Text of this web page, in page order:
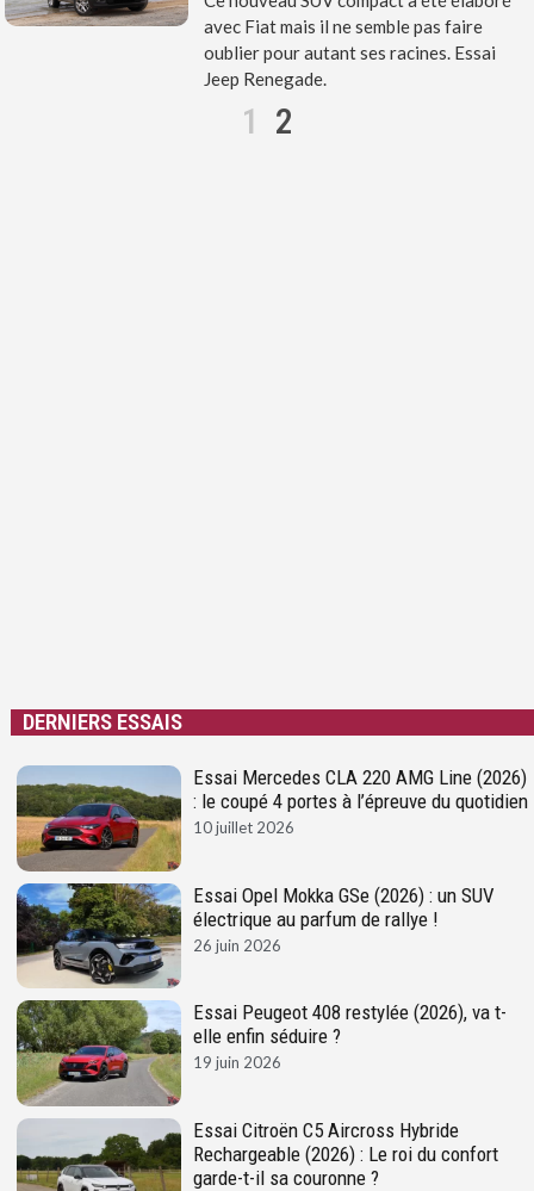
avec Fiat mais il ne semble pas faire
oublier pour autant ses racines. Essai
Jeep Renegade.
1 2
DERNIERS ESSAIS
Essai Mercedes CLA 220 AMG Line (2026)
: le coupé 4 portes à l’épreuve du quotidien
10 juillet 2026
Essai Opel Mokka GSe (2026) : un SUV
électrique au parfum de rallye !
26 juin 2026
Essai Peugeot 408 restylée (2026), va t-
elle enfin séduire ?
19 juin 2026
Essai Citroën C5 Aircross Hybride
Rechargeable (2026) : Le roi du confort
garde-t-il sa couronne ?